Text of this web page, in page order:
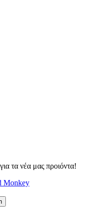
τα νέα μας προιόντα!